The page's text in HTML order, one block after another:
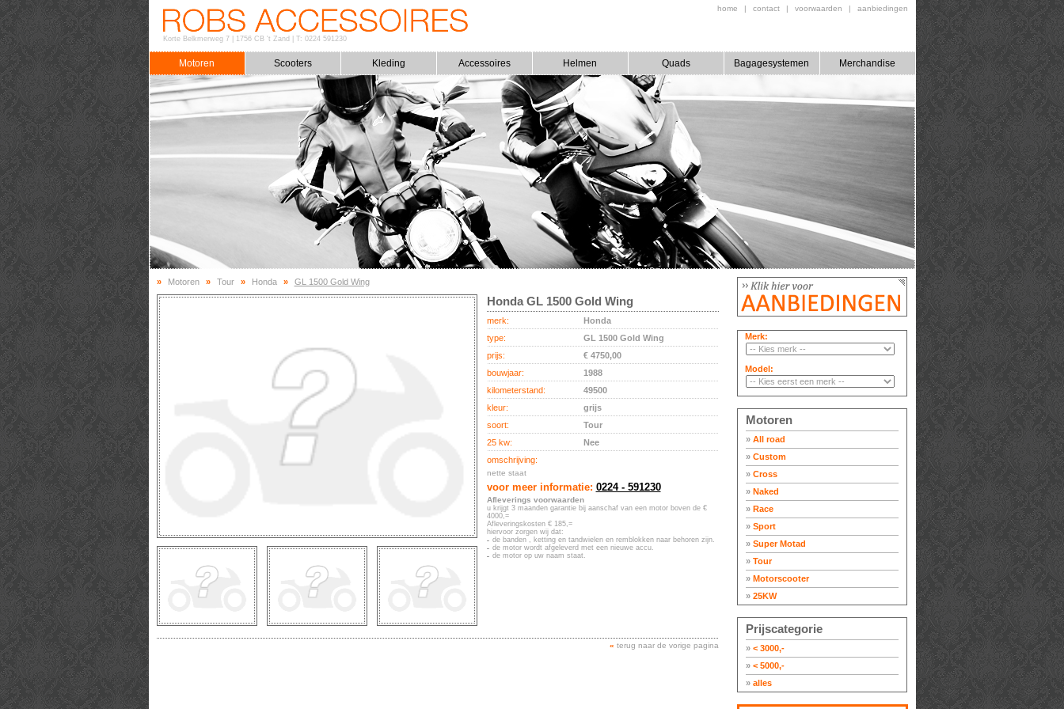
Korte Belkmerweg 7| 1756 CB 't Zand T: 0224 591230
home | contact | voorwaarden | aanbiedingen
Motoren Scooters Kleding Accessoires Helmen Quads Bagagesystemen Merchandise
Merk:
Model:
Motoren
» All road
» Custom
» Cross
» Naked
» Race
» Sport
» Super Motad
» Tour
» Motorscooter
» 25KW
Prijscategorie
» < 3000,-
» < 5000,-
» alles
» Motoren » Tour » Honda » GL 1500 Gold Wing
Honda GL 1500 Gold Wing
merk:
Honda
type:
GL 1500 Gold Wing
prijs:
€ 4750,00
bouwjaar:
1988
kilometerstand:
49500
kleur:
grijs
soort:
Tour
25 kw:
Nee
omschrijving:
nette staat
voor meer informatie: 0224 - 591230
Afleverings voorwaarden
u krijgt 3 maanden garantie bij aanschaf van een motor boven de €
4000,=
Afleveringskosten € 185,=
hiervoor zorgen wij dat:
de banden , ketting en tandwielen en remblokken naar behoren zijn.
de motor wordt afgeleverd met een nieuwe accu.
de motor op uw naam staat.
« terug naar de vorige pagina